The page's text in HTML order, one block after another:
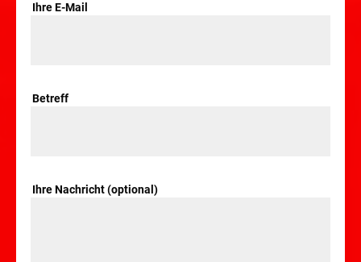
Ihre E-Mail
Betreff
Ihre Nachricht (optional)